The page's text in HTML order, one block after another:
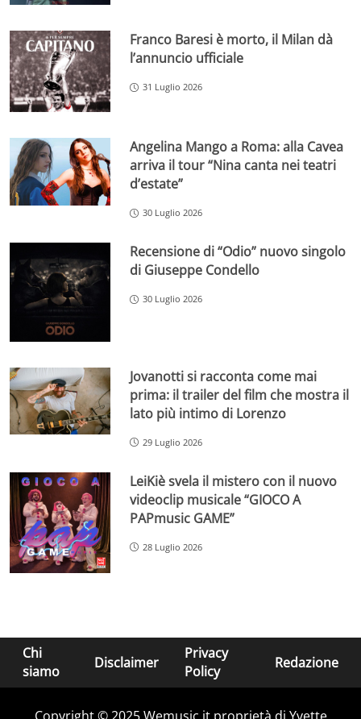
Franco Baresi è morto, il Milan dà
l’annuncio ufficiale
31 Luglio 2026
Angelina Mango a Roma: alla Cavea
arriva il tour “Nina canta nei teatri
d’estate”
30 Luglio 2026
Recensione di “Odio” nuovo singolo
di Giuseppe Condello
30 Luglio 2026
Jovanotti si racconta come mai
prima: il trailer del film che mostra il
lato più intimo di Lorenzo
29 Luglio 2026
LeiKiè svela il mistero con il nuovo
videoclip musicale “GIOCO A
PAPmusic GAME”
28 Luglio 2026
Chi
siamo
Disclaimer
Privacy
Policy
Redazione